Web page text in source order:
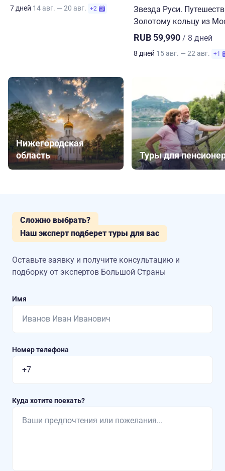
7 дней 14 авг. — 20 авг. +2
Звезда Руси.
Золотому кольцу из
RUB 59,990 / 8 дней
8 дней 15 авг. — 22 авг. +1
Нижегородская
область
Туры для
Сложно выбрать?
Наш эксперт подберет туры для вас
Оставьте заявку и получите консультацию и
подборку от экспертов Большой Страны
Имя
Номер телефона
Куда хотите поехать?